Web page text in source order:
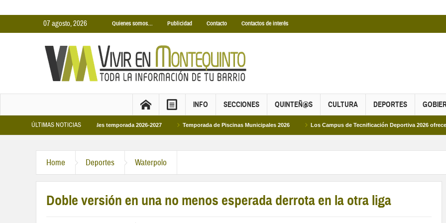
07 agosto, 2026 Quienes somos… Publicidad Contacto Contactos de interés
INFO SECCIONES QUINTEÑ@S CULTURA DEPORTES
ÚLTIMAS NOTICIAS
Cubiertas Municipales temporada 2026-2027 Temporada de Piscinas Municipales 2026 Los Campus de Tecnificación Deportiva 2026 ofrecen cuatro
Home Deportes Waterpolo
Doble versión en una no menos esperada derrota en la otra liga